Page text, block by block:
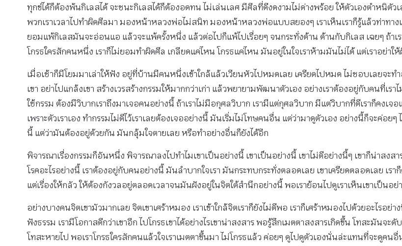
ทุกข์ได้ก็ต้องพ้นกิเลสได้ จะชนะกิเลสได้ก็ต้องอดทน ไม่เล่นเลศ มีศีลที่ดีงดงามไม่ด่างพร้อย ให้ตัวเองตำหนิตั
พวกเราเวลาไปทำผิดศีลมา มองหน้าหลวงพ่อไม่สนิท มองหน้าหลวงพ่อแบบสยองๆ เราเห็นเราก็รู้แล้วท่า
ยอมแพ้กิเลสมันจะอ่อนแอ แล้วจะแพ้ครั้งหนึ่ง แล้วต่อไปก็แพ้ไปเรื่อยๆ จนกระทั่งด้าน ด้านกับกิเลส เฉยๆ ถ้าเ
โกรธใครสักคนหนึ่ง เราก็ไม่ยอมทำผิดศีล เกลียดแค่ไหน โกรธแค่ไหน มันอยู่ในใจเราห้ามมันไม่ได้ แต่เราอย่าใ
เมื่อเช้าก็มีโยมมาเล่าให้ฟัง อยู่ที่บ้านมีคนหนึ่งเข้าใกล้แล้วเวียนหัวไปหมดเลย เครียดไปหมด ไม่ชอบเลยจะท
เขา อย่าไปแกล้งเขา สร้างเวรสร้างกรรมให้มากกว่าเก่า แล้วพยายามพัฒนาตัวเอง อย่างเราต้องอยู่กับคนที่เร
ใช้กรรม ต้องมีวิบากเราถึงมาเจอคนอย่างนี้ ถ้าเราไม่มีอกุศลวิบาก เรามีแต่กุศลวิบาก มีแต่วิบากที่ดีเราก็คงเ
เพราะตัวเราเอง ทำกรรมไม่ดีไว้เราเลยต้องเจออย่างนี้ มันเริ่มไม่โทษคนอื่น แต่ว่ามาดูตัวเอง อย่างนี้ก็จะค่
นี้ แต่ว่ามันต้องอยู่ด้วยกัน มันกลุ้มใจตายเลย หรือทำอย่างอื่นก็ยังได้อีก
พิจารณาเรื่องกรรมก็อันหนึ่ง พิจารณาลงไปทำไมเขาเป็นอย่างนี้ เขาเป็นอย่างนี้ เขาไม่ดีอย่างนี้ๆ เขาก็น่าสงส
โรคอะไรอย่างนี้ เราต้องอยู่กับคนอย่างนี้ มันลำบากใจเรา มันกระทบกระทั่งตลอดเลย เขาเครียดตลอดเลย เร
แต่เรื่องให้กลัว ให้ต้องกังวลอยู่ตลอดเวลาจนมันฝังอยู่ในจิตใต้สำนึกอย่างนี้ พอเราย้อนไปดูเราเห็นเขาเป็นอ
อย่างบางคนจิตเขามัวมากเลย จิตเขาเศร้าหมอง เราเข้าใกล้จิตเราก็ยังไม่ดีพอ เราก็เศร้าหมองไปด้วยอะไรอย่า
ฟังธรรม เรามีโอกาสดีกว่าเขาอีก ไปโกรธเขาได้อย่างไรเขาน่าสงสาร พอรู้สึกเมตตาสงสารเกิดขึ้น โทสะมัน
โทสะหายไป พอเราโกรธใครสักคนแล้วใจเราเมตตาขึ้นมา ไม่โกรธแล้ว ค่อยๆ ดูไปดูตัวเองนั่นล่ะแทนที่จะดูคน